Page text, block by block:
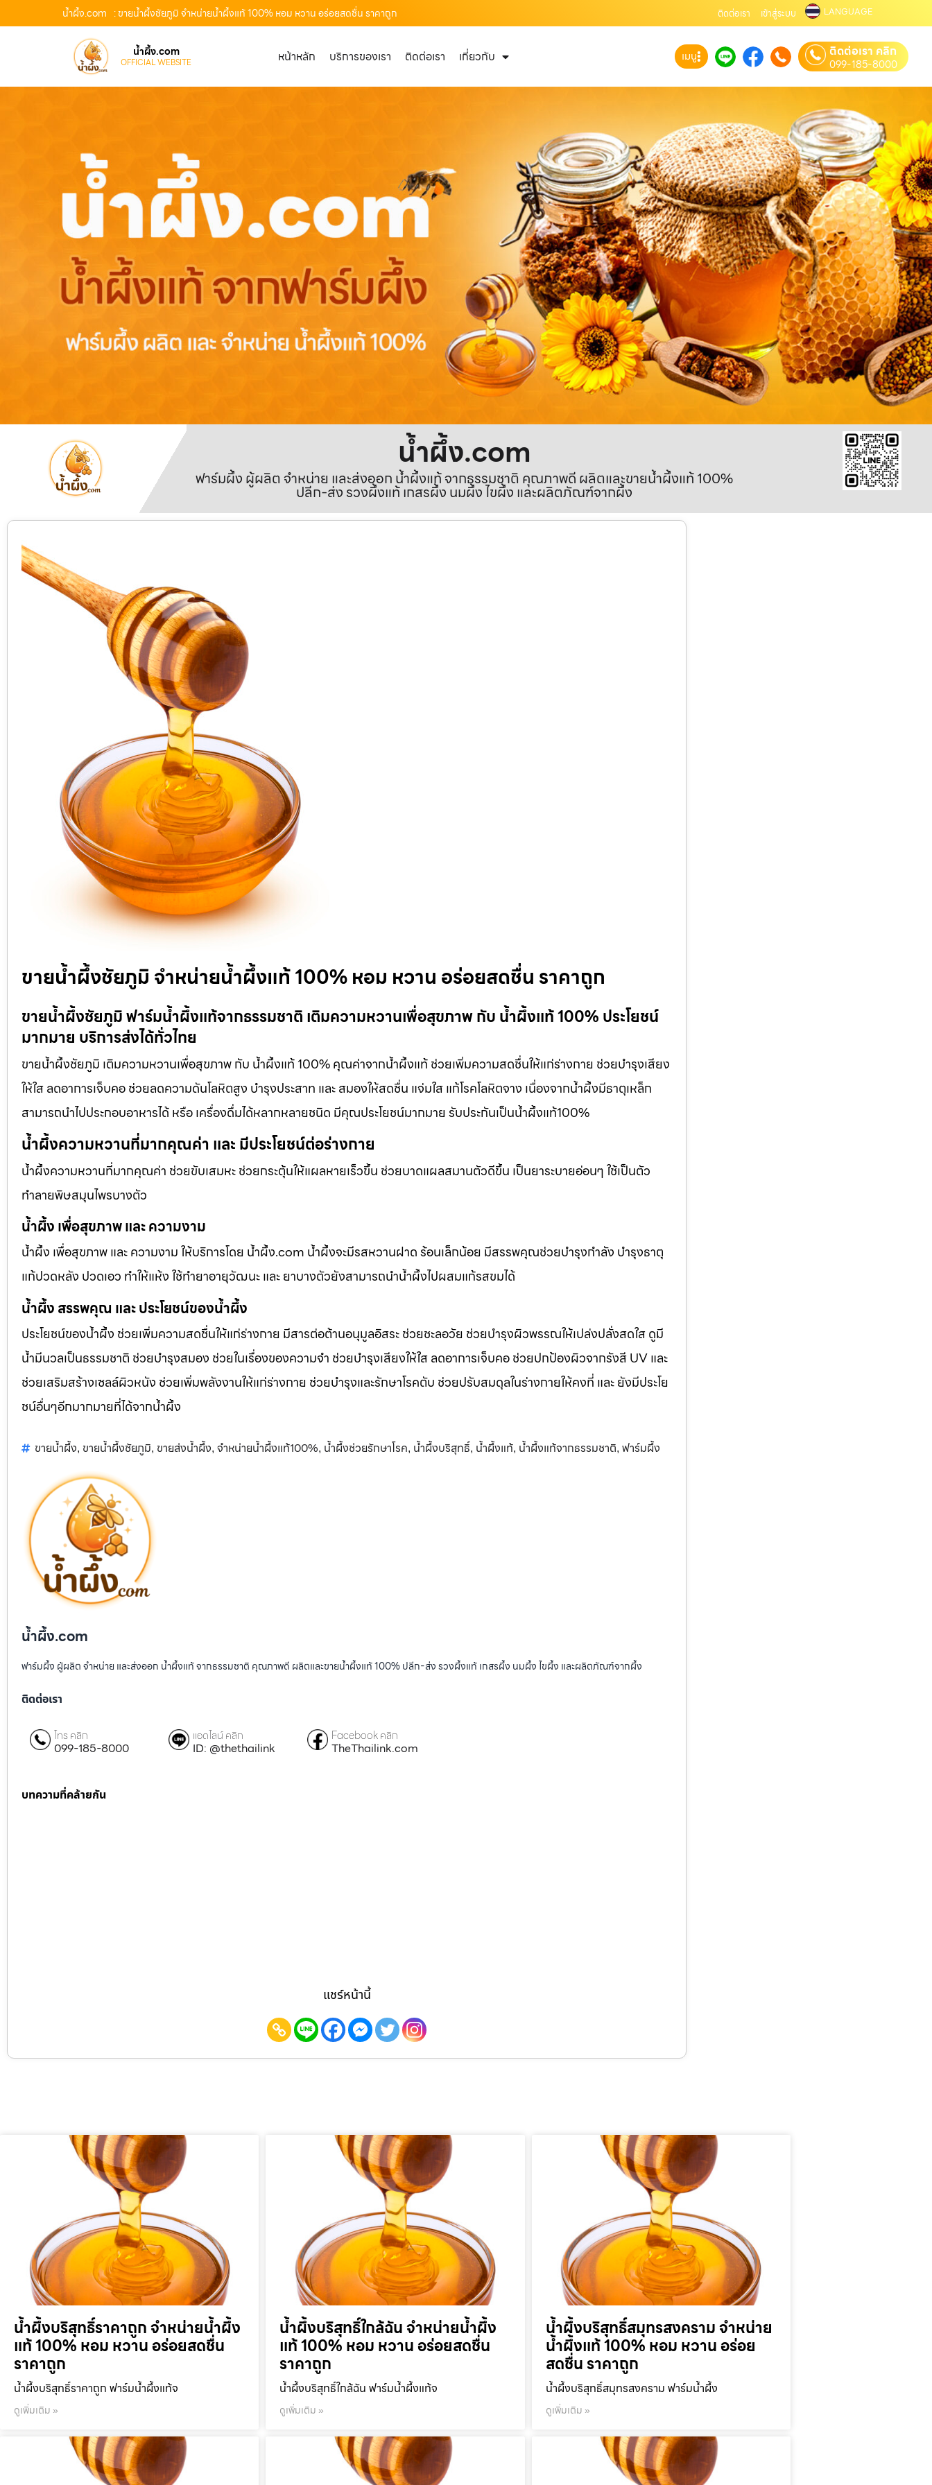
น้ำผึ้ง.com : ขายน้ำผึ้งชัยภูมิ จำหน่ายน้ำผึ้งแท้ 100% หอม หวาน อร่อยสดชื่น ราคาถูก ติดต่อเรา เข้าสู่ระบบ LANGUAGE
น้ำผึ้ง.com
OFFICIAL WEBSITE หน้าหลัก บริการของเรา ติดต่อเรา เกี่ยวกับ เมนู ติดต่อเรา คลิก
099-185-8000
น้ำผึ้ง.com
ฟาร์มผึ้ง ผู้ผลิต จำหน่าย และส่งออก น้ำผึ้งแท้ จากธรรมชาติ คุณภาพดี ผลิตและขายน้ำผึ้งแท้ 100%
ปลีก-ส่ง รวงผึ้งแท้ เกสรผึ้ง นมผึ้ง ไขผึ้ง และผลิตภัณฑ์จากผึ้ง
ขายน้ำผึ้งชัยภูมิ จำหน่ายน้ำผึ้งแท้ 100% หอม หวาน อร่อยสดชื่น ราคาถูก
ขายน้ำผึ้งชัยภูมิ ฟาร์มน้ำผึ้งแท้จากธรรมชาติ เติมความหวานเพื่อสุขภาพ กับ น้ำผึ้งแท้ 100% ประโยชน์
มากมาย บริการส่งได้ทั่วไทย
ขายน้ำผึ้งชัยภูมิ เติมความหวานเพื่อสุขภาพ กับ น้ำผึ้งแท้ 100% คุณค่าจากน้ำผึ้งแท้ ช่วยเพิ่มความสดชื่นให้แก่ร่างกาย ช่วยบำรุงเสียง
ให้ใส ลดอาการเจ็บคอ ช่วยลดความดันโลหิตสูง บำรุงประสาท และ สมองให้สดชื่น แจ่มใส แก้โรคโลหิตจาง เนื่องจากน้ำผึ้งมีธาตุเหล็ก
สามารถนำไปประกอบอาหารได้ หรือ เครื่องดื่มได้หลากหลายชนิด มีคุณประโยชน์มากมาย รับประกันเป็นน้ำผึ้งแท้100%
น้ำผึ้งความหวานที่มากคุณค่า และ มีประโยชน์ต่อร่างกาย
น้ำผึ้งความหวานที่มากคุณค่า ช่วยขับเสมหะ ช่วยกระตุ้นให้แผลหายเร็วขึ้น ช่วยบาดแผลสมานตัวดีขึ้น เป็นยาระบายอ่อนๆ ใช้เป็นตัว
ทำลายพิษสมุนไพรบางตัว
น้ำผึ้ง เพื่อสุขภาพ และ ความงาม
น้ำผึ้ง เพื่อสุขภาพ และ ความงาม ให้บริการโดย น้ำผึ้ง.com น้ำผึ้งจะมีรสหวานฝาด ร้อนเล็กน้อย มีสรรพคุณช่วยบำรุงกำลัง บำรุงธาตุ
แก้ปวดหลัง ปวดเอว ทำให้แห้ง ใช้ทำยาอายุวัฒนะ และ ยาบางตัวยังสามารถนำน้ำผึ้งไปผสมแก้รสขมได้
น้ำผึ้ง สรรพคุณ และ ประโยชน์ของน้ำผึ้ง
ประโยชน์ของน้ำผึ้ง ช่วยเพิ่มความสดชื่นให้แก่ร่างกาย มีสารต่อต้านอนุมูลอิสระ ช่วยชะลอวัย ช่วยบำรุงผิวพรรณให้เปล่งปลั่งสดใส ดูมี
น้ำมีนวลเป็นธรรมชาติ ช่วยบำรุงสมอง ช่วยในเรื่องของความจำ ช่วยบำรุงเสียงให้ใส ลดอาการเจ็บคอ ช่วยปกป้องผิวจากรังสี UV และ
ช่วยเสริมสร้างเซลล์ผิวหนัง ช่วยเพิ่มพลังงานให้แก่ร่างกาย ช่วยบำรุงและรักษาโรคตับ ช่วยปรับสมดุลในร่างกายให้คงที่ และ ยังมีประโย
ชน์อื่นๆอีกมากมายที่ได้จากน้ำผึ้ง
ขายน้ำผึ้ง, ขายน้ำผึ้งชัยภูมิ, ขายส่งน้ำผึ้ง, จำหน่ายน้ำผึ้งแท้100%, น้ำผึ้งช่วยรักษาโรค, น้ำผึ้งบริสุทธิ์, น้ำผึ้งแท้, น้ำผึ้งแท้จากธรรมชาติ, ฟาร์มผึ้ง
น้ำผึ้ง.com
ฟาร์มผึ้ง ผู้ผลิต จำหน่าย และส่งออก น้ำผึ้งแท้ จากธรรมชาติ คุณภาพดี ผลิตและขายน้ำผึ้งแท้ 100% ปลีก-ส่ง รวงผึ้งแท้ เกสรผึ้ง นมผึ้ง ไขผึ้ง และผลิตภัณฑ์จากผึ้ง
ติดต่อเรา
โทร คลิก
099-185-8000
แอดไลน์ คลิก
ID: @thethailink
Facebook คลิก
TheThailink.com
บทความที่คล้ายกัน
แชร์หน้านี้
น้ำผึ้งบริสุทธิ์ราคาถูก จำหน่ายน้ำผึ้ง
แท้ 100% หอม หวาน อร่อยสดชื่น
ราคาถูก
น้ำผึ้งบริสุทธิ์ราคาถูก ฟาร์มน้ำผึ้งแท้จ
ดูเพิ่มเติม »
น้ำผึ้งบริสุทธิ์ใกล้ฉัน จำหน่ายน้ำผึ้ง
แท้ 100% หอม หวาน อร่อยสดชื่น
ราคาถูก
น้ำผึ้งบริสุทธิ์ใกล้ฉัน ฟาร์มน้ำผึ้งแท้จ
ดูเพิ่มเติม »
น้ำผึ้งบริสุทธิ์สมุทรสงคราม จำหน่าย
น้ำผึ้งแท้ 100% หอม หวาน อร่อย
สดชื่น ราคาถูก
น้ำผึ้งบริสุทธิ์สมุทรสงคราม ฟาร์มน้ำผึ้ง
ดูเพิ่มเติม »